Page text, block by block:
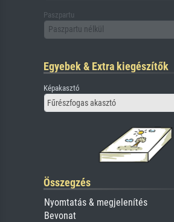
Paszpartu
Paszpartu nélkül
Egyebek & Extra kiegészítők
Képakasztó
Fűrészfogas akasztó
Összegzés
Nyomtatás & megjelenítés
Bevonat